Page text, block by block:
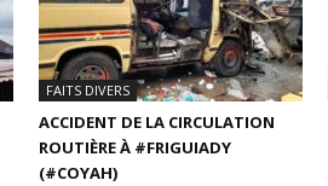
FAITS DIVERS
ACCIDENT DE LA CIRCULATION
ROUTIÈRE À #FRIGUIADY
(#COYAH)